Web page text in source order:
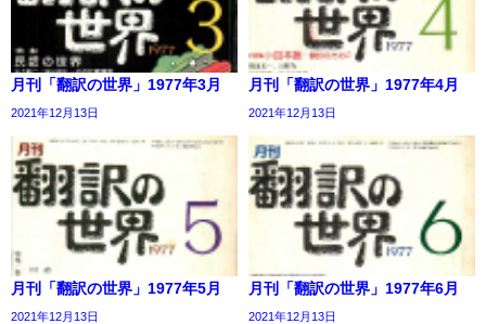
月刊「翻訳の世界」1977年3月
2021年12月13日
月刊「翻訳の世界」1977年4月
2021年12月13日
月刊「翻訳の世界」1977年5月
2021年12月13日
月刊「翻訳の世界」1977年6月
2021年12月13日